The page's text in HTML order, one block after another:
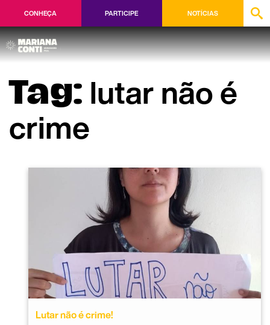
CONHEÇA PARTICIPE NOTÍCIAS
Tag: lutar não é
crime
Lutar não é crime!